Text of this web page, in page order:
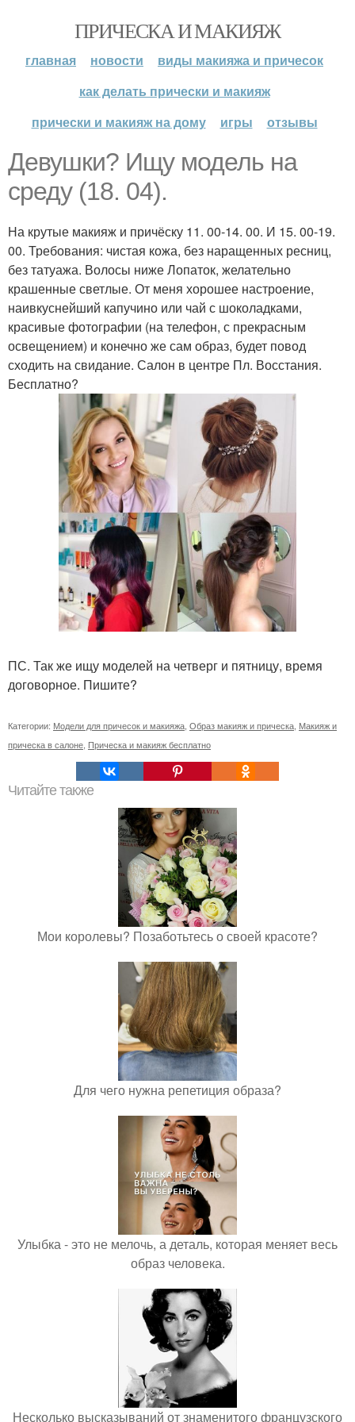
ПРИЧЕСКА И МАКИЯЖ
главная новости
виды макияжа и причесок
как делать прически и макияж
прически и макияж на дому
игры отзывы
Девушки? Ищу модель на
среду (18. 04).
На крутые макияж и причёску 11. 00-14. 00. И 15. 00-19.
00. Требования: чистая кожа, без наращенных ресниц,
без татуажа. Волосы ниже Лопаток, желательно
крашенные светлые. От меня хорошее настроение,
наивкуснейший капучино или чай с шоколадками,
красивые фотографии (на телефон, с прекрасным
освещением) и конечно же сам образ, будет повод
сходить на свидание. Салон в центре Пл. Восстания.
Бесплатно?
ПС. Так же ищу моделей на четверг и пятницу, время
договорное. Пишите?
Категории: Модели для причесок и макияжа Образ макияж и прическа Макияж и
прическа в салоне Прическа и макияж бесплатно
Читайте также
Мои королевы? Позаботьтесь о своей красоте?
Для чего нужна репетиция образа?
Улыбка - это не мелочь, а деталь, которая меняет весь
образ человека.
Несколько высказываний от знаменитого французского